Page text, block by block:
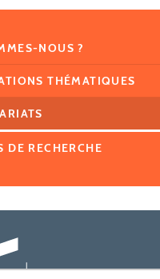
NOUS ?
THÉMATIQUES
DE RECHERCHE